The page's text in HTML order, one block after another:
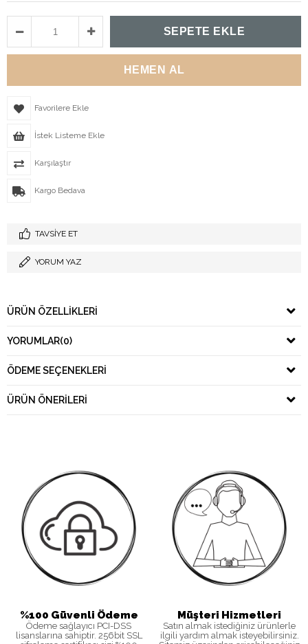
Favorilere Ekle
İstek Listeme Ekle
Karşılaştır
Kargo Bedava
TAVSIYE ET
YORUM YAZ
ÜRÜN ÖZELLIKLERI
YORUMLAR(0)
ÖDEME SEÇENEKLERI
ÜRÜN ÖNERILERI
%100 Güvenli Ödeme
Ödeme sağlayıcı PCI-DSS
lisanslarına sahiptir. 256bit SSL
Müşteri Hizmetleri
Satın almak istediğiniz ürünlerle
ilgili yardım almak isteyebilirsiniz.